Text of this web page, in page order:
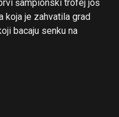
šampionski trofej još
koja je zahvatila grad
bacaju senku na